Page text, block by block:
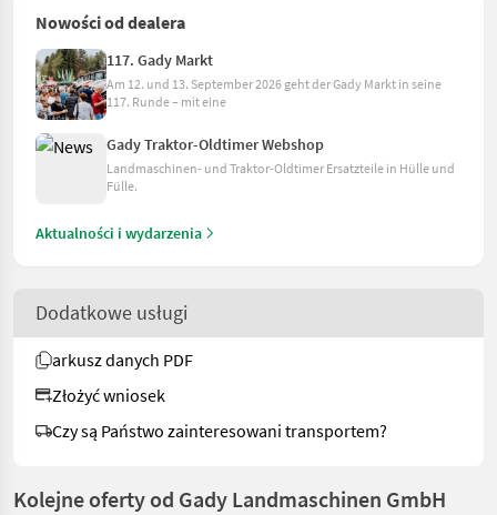
Nowości od dealera
117. Gady Markt
Am 12. und 13. September 2026 geht der Gady Markt in seine
117. Runde – mit eine
Gady Traktor-Oldtimer Webshop
Landmaschinen- und Traktor-Oldtimer Ersatzteile in Hülle und
Fülle.
Aktualności i wydarzenia
Dodatkowe usługi
arkusz danych PDF
Złożyć wniosek
Czy są Państwo zainteresowani transportem?
Kolejne oferty od Gady Landmaschinen GmbH